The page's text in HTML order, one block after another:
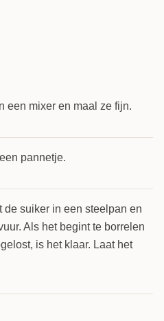
een mixer en maal ze fijn.
pannetje.
de suiker in een steelpan en
Als het begint te borrelen
is het klaar. Laat het